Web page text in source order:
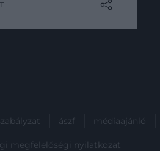
szerint King
ászf médiaajánló
megfelelőségi nyilatkozat